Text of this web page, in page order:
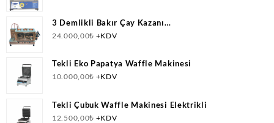
3 Demlikli Bakır Çay Kazanı
Doğalgazlı(CNG)+Elektrikli Ce Belgeli
24.000,00₺ +KDV
Tekli Eko Papatya Waffle Makinesi
10.000,00₺ +KDV
Tekli Çubuk Waffle Makinesi Elektrikli
12.500,00₺ +KDV